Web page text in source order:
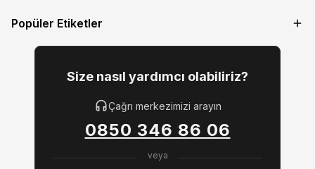
Popüler Etiketler
Size nasıl yardımcı olabiliriz?
Çağrı merkezimizi arayın
0850 346 86 06